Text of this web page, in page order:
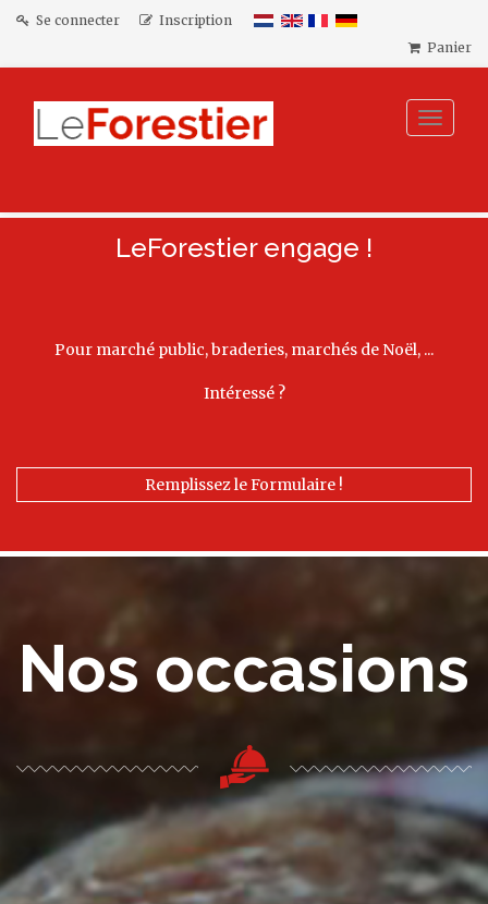
Se connecter
Inscription
Panier
Toggle
LeForestier engage !
Pour marché public, braderies, marchés de Noël, ...
Intéressé ?
Remplissez le Formulaire !
Nos occasions